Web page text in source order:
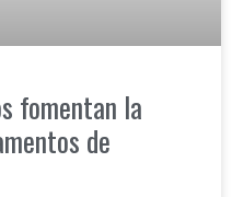
fomentan la
de